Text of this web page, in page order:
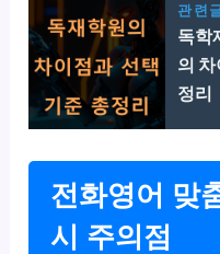
관련
독학
의
정리
전화영어 맞
시 주의점